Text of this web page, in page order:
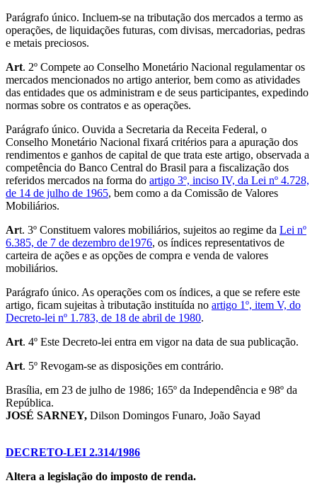
Parágrafo único. Incluem-se na tributação dos mercados a termo as
operações, de liquidações futuras, com divisas, mercadorias, pedras
e metais preciosos.
Art. 2º Compete ao Conselho Monetário Nacional regulamentar os
mercados mencionados no artigo anterior, bem como as atividades
das entidades que os administram e de seus participantes, expedindo
normas sobre os contratos e as operações.
Parágrafo único. Ouvida a Secretaria da Receita Federal, o
Conselho Monetário Nacional fixará critérios para a apuração dos
rendimentos e ganhos de capital de que trata este artigo, observada a
competência do Banco Central do Brasil para a fiscalização dos
referidos mercados na forma do artigo 3º, inciso IV, da Lei nº 4.728,
de 14 de julho de 1965, bem como a da Comissão de Valores
Mobiliários.
Art. 3º Constituem valores mobiliários, sujeitos ao regime da Lei nº
6.385, de 7 de dezembro de1976, os índices representativos de
carteira de ações e as opções de compra e venda de valores
mobiliários.
Parágrafo único. As operações com os índices, a que se refere este
artigo, ficam sujeitas à tributação instituída no artigo 1º, item V, do
Decreto-lei nº 1.783, de 18 de abril de 1980.
Art. 4º Este Decreto-lei entra em vigor na data de sua publicação.
Art. 5º Revogam-se as disposições em contrário.
Brasília, em 23 de julho de 1986; 165º da Independência e 98º da
República.
JOSÉ SARNEY, Dilson Domingos Funaro, João Sayad
DECRETO-LEI 2.314/1986
Altera a legislação do imposto de renda.